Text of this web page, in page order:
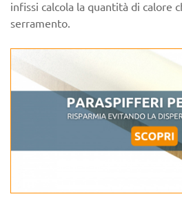
infissi calcola la quantità di calore
serramento.